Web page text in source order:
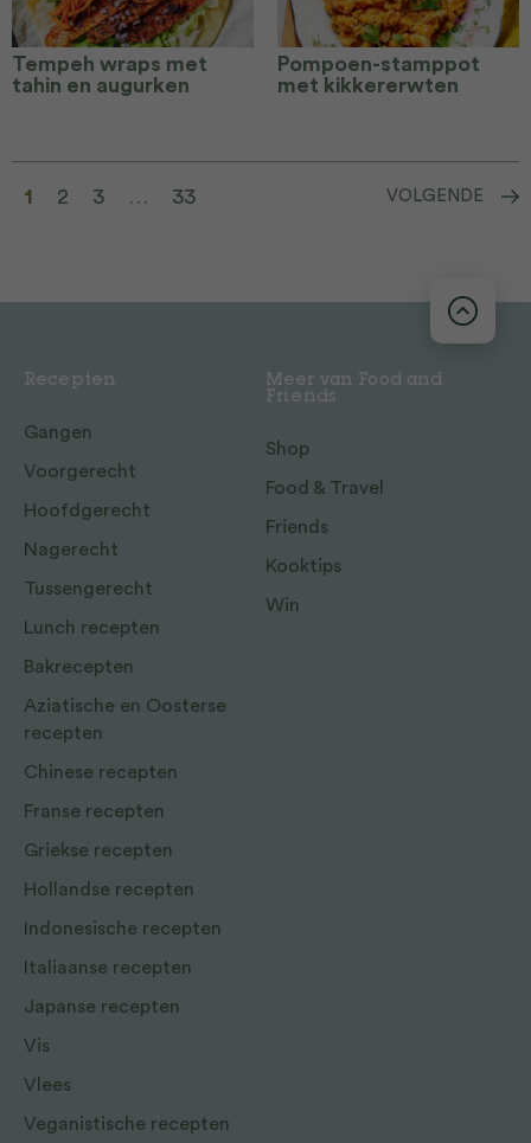
Tempeh wraps met
tahin en augurken
Pompoen-stamppot
met kikkererwten
1 2 3 … 33 VOLGENDE
Recepten
Gangen
Voorgerecht
Hoofdgerecht
Nagerecht
Tussengerecht
Lunch recepten
Bakrecepten
Aziatische en Oosterse
recepten
Chinese recepten
Franse recepten
Griekse recepten
Hollandse recepten
Indonesische recepten
Italiaanse recepten
Japanse recepten
Vis
Vlees
Veganistische recepten
Meer van Food and
Friends
Shop
Food & Travel
Friends
Kooktips
Win